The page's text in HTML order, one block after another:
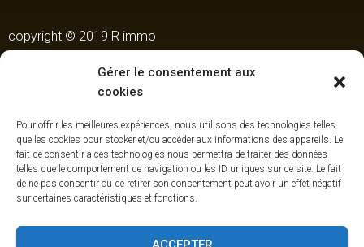
Gérer le consentement aux
cookies
Pour offrir les meilleures expériences, nous utilisons des technologies telles
que les cookies pour stocker et/ou accéder aux informations des appareils. Le
fait de consentir à ces technologies nous permettra de traiter des données
telles que le comportement de navigation ou les ID uniques sur ce site. Le fait
de ne pas consentir ou de retirer son consentement peut avoir un effet négatif
sur certaines caractéristiques et fonctions.
copyright © 2019 R immo
Site Web créé par